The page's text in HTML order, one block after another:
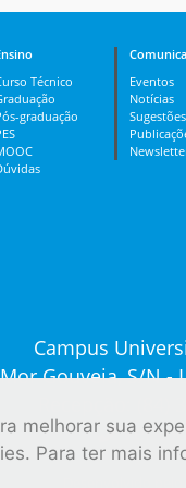
melhorar sua
Para ter mais
Técnico
graduação
Eventos
Notícias
Campus
Gouveia, S/N -
Ver